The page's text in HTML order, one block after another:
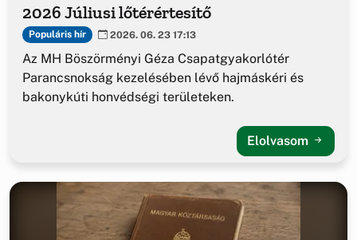
2026 Júliusi lőtérértesítő
Populáris hír 2026. 06. 23 17:13
Az MH Böszörményi Géza Csapatgyakorlótér
Parancsnokság kezelésében lévő hajmáskéri és
bakonykúti honvédségi területeken.
Elolvasom